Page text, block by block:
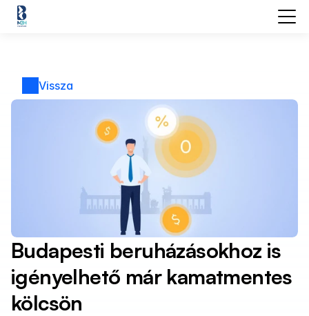
Vissza
Budapesti beruházásokhoz is
igényelhető már kamatmentes
kölcsön